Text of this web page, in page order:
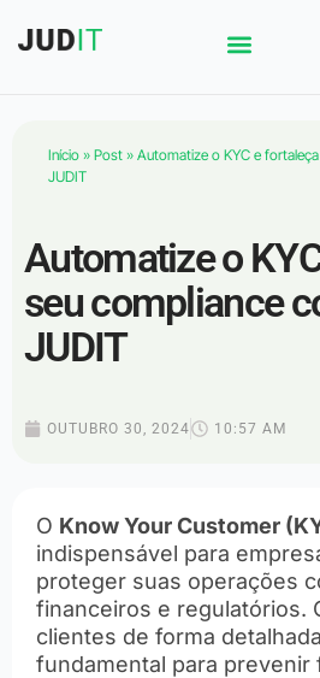
Início » Post » Automatize o KYC e
JUDIT
Automatize o
seu compliance
JUDIT
OUTUBRO 30, 2024 10:57 AM
O Know Your Customer
indispensável para
proteger suas operações
financeiros e regulatórios.
clientes de forma
fundamental para prevenir